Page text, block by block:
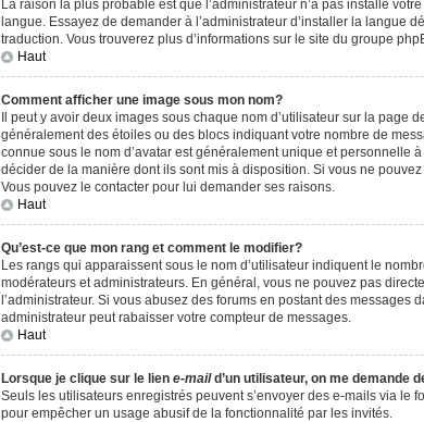
La raison la plus probable est que l’administrateur n’a pas installé
langue. Essayez de demander à l’administrateur d’installer la langue
traduction. Vous trouverez plus d’informations sur le site du groupe
Haut
Comment afficher une image sous mon nom?
Il peut y avoir deux images sous chaque nom d’utilisateur sur la
généralement des étoiles ou des blocs indiquant votre nombre de
connue sous le nom d’avatar est généralement unique et personnelle
décider de la manière dont ils sont mis à disposition. Si vous ne
Vous pouvez le contacter pour lui demander ses raisons.
Haut
Qu’est-ce que mon rang et comment le modifier?
Les rangs qui apparaissent sous le nom d’utilisateur indiquent le
modérateurs et administrateurs. En général, vous ne pouvez pas
l’administrateur. Si vous abusez des forums en postant des messages
administrateur peut rabaisser votre compteur de messages.
Haut
Lorsque je clique sur le lien e-maild’un utilisateur, on me demande
Seuls les utilisateurs enregistrés peuvent s’envoyer des e-mails via le
pour empêcher un usage abusif de la fonctionnalité par les invités.